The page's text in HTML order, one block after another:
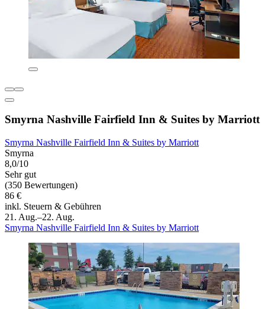
Smyrna Nashville Fairfield Inn & Suites by Marriott
Smyrna Nashville Fairfield Inn & Suites by Marriott
Smyrna
8,0/10
Sehr gut
(350 Bewertungen)
86 €
inkl. Steuern & Gebühren
21. Aug.–22. Aug.
Smyrna Nashville Fairfield Inn & Suites by Marriott